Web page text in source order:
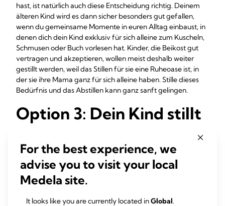
hast, ist natürlich auch diese Entscheidung richtig. Deinem
älteren Kind wird es dann sicher besonders gut gefallen,
wenn du gemeinsame Momente in euren Alltag einbaust, in
denen dich dein Kind exklusiv für sich alleine zum Kuscheln,
Schmusen oder Buch vorlesen hat. Kinder, die Beikost gut
vertragen und akzeptieren, wollen meist deshalb weiter
gestillt werden, weil das Stillen für sie eine Ruheoase ist, in
der sie ihre Mama ganz für sich alleine haben. Stille dieses
Bedürfnis und das Abstillen kann ganz sanft gelingen.
Option 3: Dein Kind stillt
Manche Kinder stillen sich während der Schwangerschaft
ihrer Mutter automatisch selbst ab, meist zwischen dem 5.
und 6 Monat. Ein Grund könnte der veränderte Geschmack
der Muttermilch während der Schwangerschaft sein. Aber
ob und wann dies geschieht, hängt auch vom Alter deines
For the best experience, we
advise you to visit your local
Medela site.
It looks like you are currently located inGlobal.